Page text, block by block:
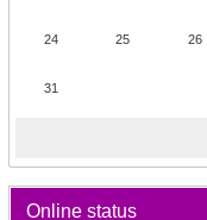
24 25 26
31
Online status